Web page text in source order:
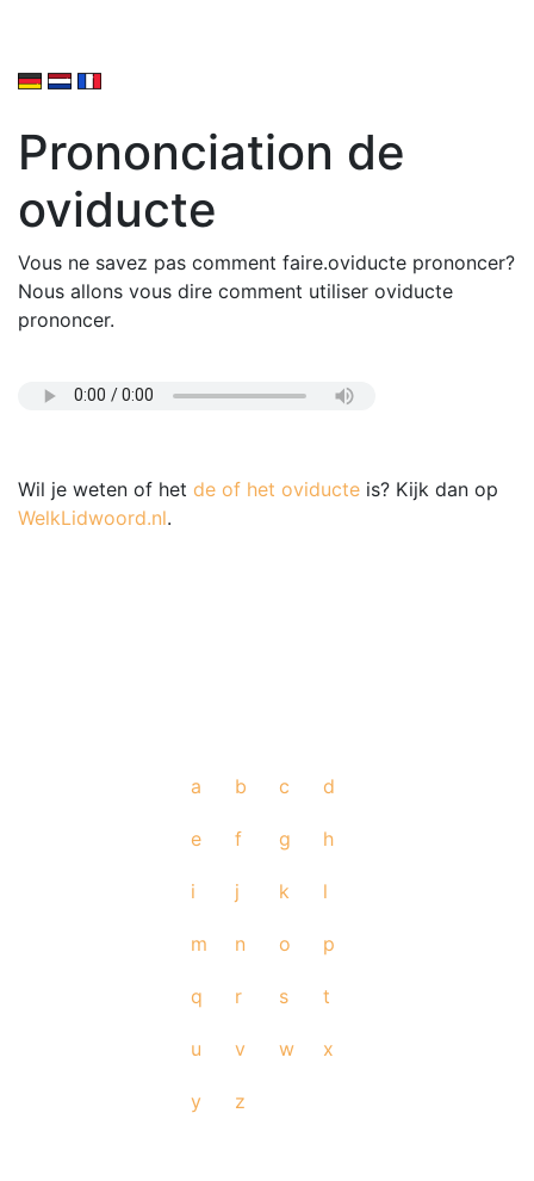
Prononciation de
oviducte
Vous ne savez pas comment faire.oviducte prononcer?
Nous allons vous dire comment utiliser oviducte
prononcer.
Wil je weten of het de of het oviducte is? Kijk dan op
WelkLidwoord.nl.
a b c d
e f g h
i j k l
m n o p
q r s t
u v w x
y z